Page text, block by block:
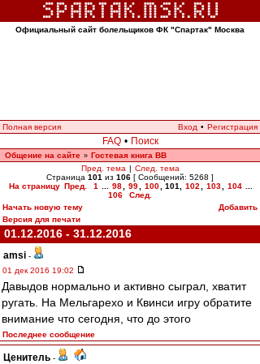
Официальный сайт болельщиков ФК "Спартак" Москва
Полная версия Вход • Регистрация
FAQ • Поиск
Общение на сайте » Гостевая книга ВВ
Пред. тема | След. тема
Страница 101 из 106 [ Сообщений: 5268 ]
На страницу Пред. 1 98 99 100 101 102 103 104
106
След.
Начать новую тему
Добавить
Версия для печати
01.12.2016 - 31.12.2016
amsi -
01 дек 2016 19:02
Давыдов нормально и активно сыграл, хватит
ругать. На Мельгарехо и Квинси игру обратите
внимание что сегодня, что до этого
Последнее сообщение
Ценитель -